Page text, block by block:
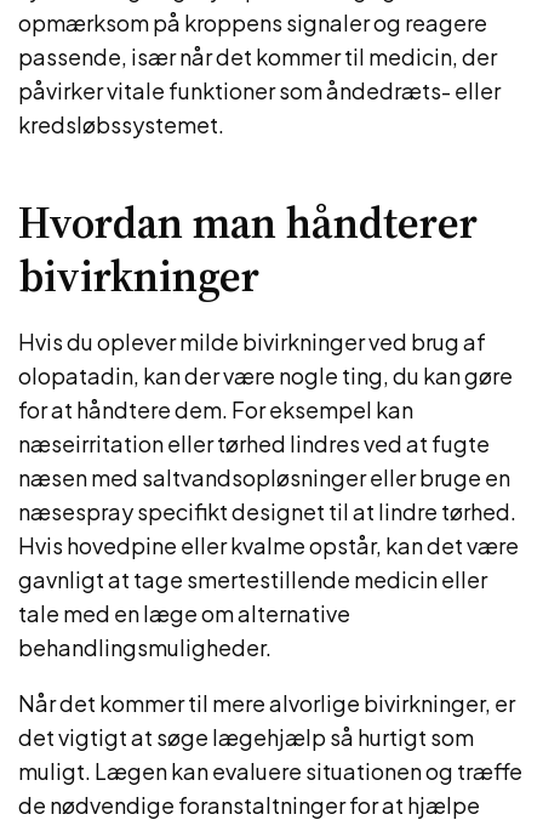
opmærksom på kroppens signaler og reagere
passende, især når det kommer til medicin, der
påvirker vitale funktioner som åndedræts- eller
kredsløbssystemet.
Hvordan man håndterer
bivirkninger
Hvis du oplever milde bivirkninger ved brug af
olopatadin, kan der være nogle ting, du kan gøre
for at håndtere dem. For eksempel kan
næseirritation eller tørhed lindres ved at fugte
næsen med saltvandsopløsninger eller bruge en
næsespray specifikt designet til at lindre tørhed.
Hvis hovedpine eller kvalme opstår, kan det være
gavnligt at tage smertestillende medicin eller
tale med en læge om alternative
behandlingsmuligheder.
Når det kommer til mere alvorlige bivirkninger, er
det vigtigt at søge lægehjælp så hurtigt som
muligt. Lægen kan evaluere situationen og træffe
de nødvendige foranstaltninger for at hjælpe